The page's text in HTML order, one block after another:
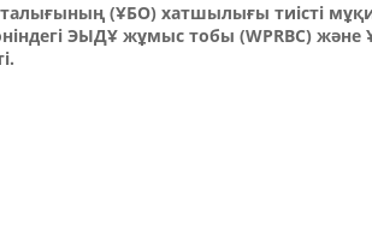
(ҰБО) хатшылығы тиісті
ЭЫДҰ жұмыс тобы (WPRBC) және